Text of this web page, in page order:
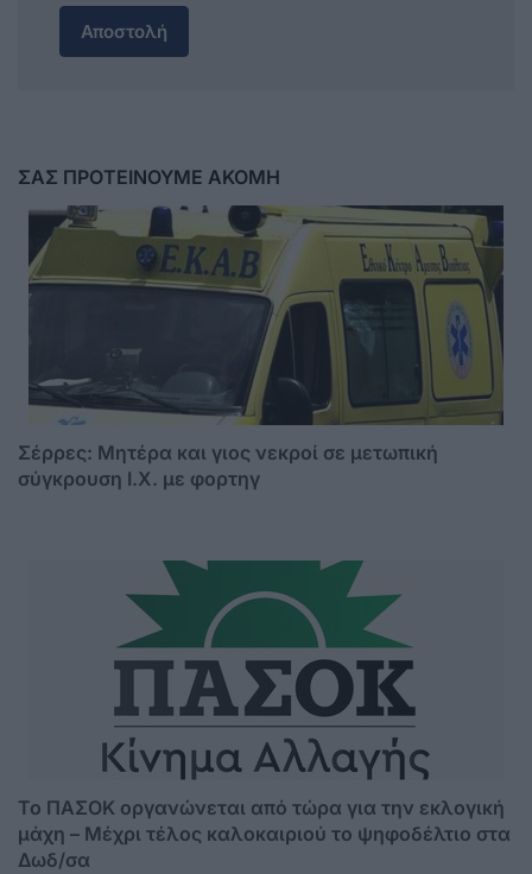
Αποστολή
ΣΑΣ ΠΡΟΤΕΙΝΟΥΜΕ ΑΚΟΜΗ
Σέρρες: Μητέρα και γιος νεκροί σε μετωπική
σύγκρουση Ι.Χ. με φορτηγ
Το ΠΑΣΟΚ οργανώνεται από τώρα για την εκλογική
μάχη – Μέχρι τέλος καλοκαιριού το ψηφοδέλτιο στα
Δωδ/σα